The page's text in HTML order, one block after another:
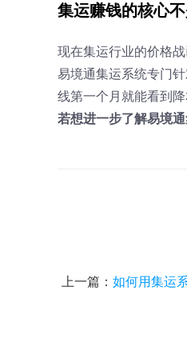
集运赚钱的核心
现在集运行业的价格
易境通集运系统专门
线第一个月就能看到降
若想进一步了解易境
上一篇： 如何用集运